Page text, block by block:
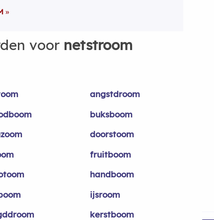
voor netstroom
angstdroom
buksboom
doorstoom
fruitboom
handboom
ijsroom
kerstboom